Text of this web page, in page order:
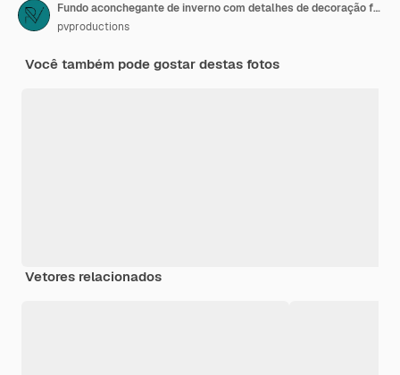
Fundo aconchegante de inverno com detalhes de decoração festiva, neve em uma mesa de madeira e bokeh. O conceito de atmosfera festiva em casa.
pvproductions
Você também pode gostar destas fotos
Vetores relacionados